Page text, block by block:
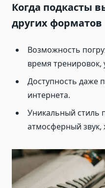
Когда подкасты
других форматов
Возможность
время тренировок,
Доступность даже
интернета.
Уникальный стиль
атмосферный звук,